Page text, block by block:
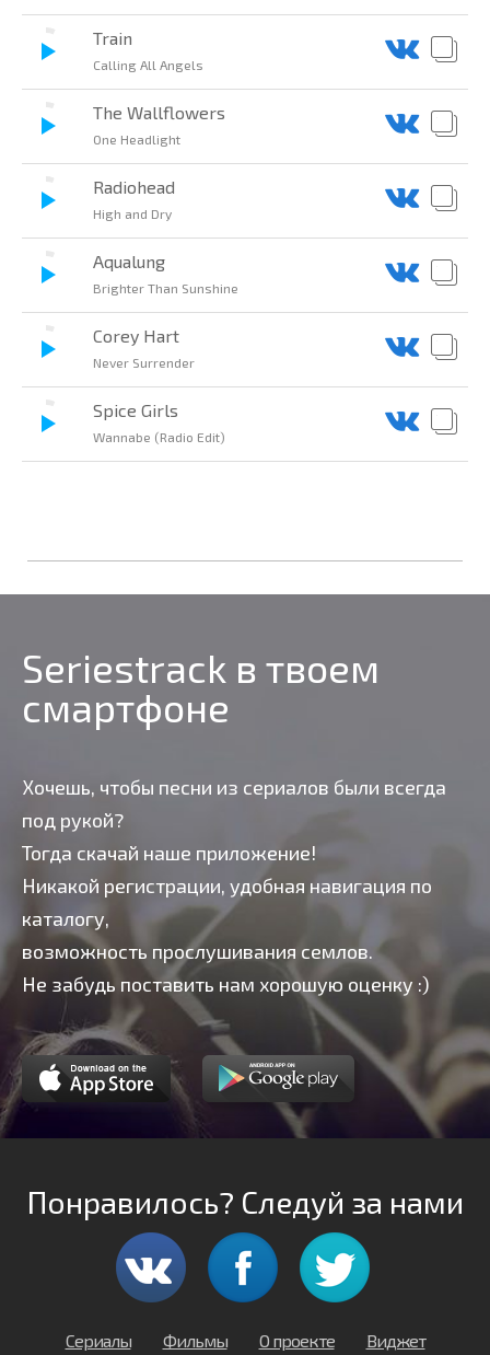
Train
Calling All Angels
The Wallflowers
One Headlight
Radiohead
High and Dry
Aqualung
Brighter Than Sunshine
Corey Hart
Never Surrender
Spice Girls
Wannabe (Radio Edit)
Seriestrack в твоем
смартфоне
Хочешь, чтобы песни из сериалов были всегда
под рукой?
Тогда скачай наше приложение!
Никакой регистрации, удобная навигация по
каталогу,
возможность прослушивания семлов.
Не забудь поставить нам хорошую оценку :)
Понравилось? Следуй за нами
Сериалы Фильмы О проекте Виджет